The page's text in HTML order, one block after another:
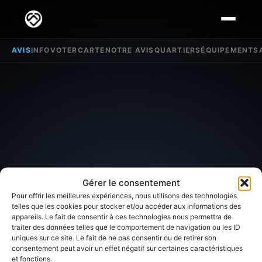
Gérer le consentement
Pour offrir les meilleures expériences, nous utilisons des technologies
telles que les cookies pour stocker et/ou accéder aux informations des
appareils. Le fait de consentir à ces technologies nous permettra de
traiter des données telles que le comportement de navigation ou les ID
uniques sur ce site. Le fait de ne pas consentir ou de retirer son
consentement peut avoir un effet négatif sur certaines caractéristiques
et fonctions.
AVISINFOVOTERCARTENOTRE AVISQUARTIERSÉQUIPEMENTS
SECTEUR D'INTÉRÊT